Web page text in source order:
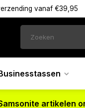
vanaf €39,95
artikelen